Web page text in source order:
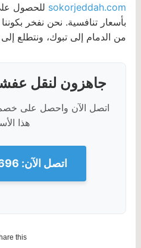
sokorjeddah.com للحصول
بأسعار تنافسية. نحن نفخر
من الدمام إلى تبوك، ونتطلع
جاهزون لنقل
اتصل الآن واحصل على
هذا
اتصل الآن: 0560329696
this...